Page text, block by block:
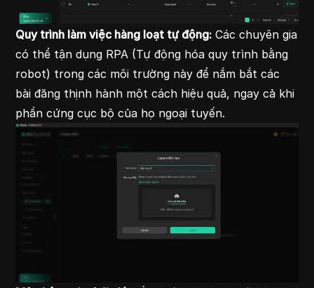
Quy trình làm việc hàng loạt tự động: Các chuyên gia
có thể tận dụng RPA (Tự động hóa quy trình bằng
robot) trong các môi trường này để nắm bắt các
bài đăng thịnh hành một cách hiệu quả, ngay cả khi
phần cứng cục bộ của họ ngoại tuyến.